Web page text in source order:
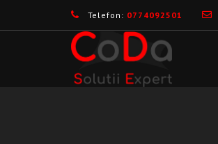
Telefon: 0774092501